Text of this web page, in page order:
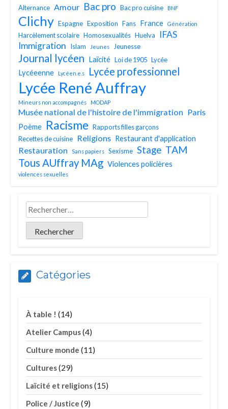
Alternance Amour Bac pro Bac pro cuisine BNF
Clichy Espagne Exposition Fans France Génération
Harcèlement scolaire Homosexualités Huelva
IFAS
Immigration
Islam Jeunes Jeunesse
Journal lycéen Laïcité Loi de 1905 Lycée
Lycéeenne Lycéen.e.s Lycée professionnel
Lycée René Auffray
Mineurs non accompagnés MODAP
Musée national de l'histoire de l'immigration Paris
Poème Racisme Rapports filles garçons
Recettes de cuisine
Religions Restaurant d'application
Restauration Sans papiers Sexisme Stage TAM
Tous AUffray MAg Violences policières
violences sexuelles
Catégories
À table ! (14)
Atelier Campus(4)
Culture monde (11)
Cultures(29)
Laïcité et religions(15)
Police / Justice (9)